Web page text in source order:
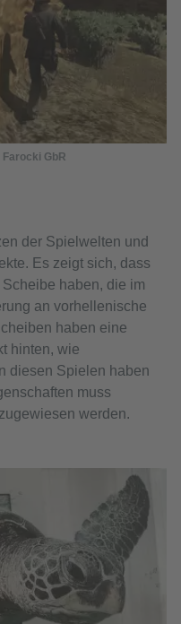
GbR
der Spielwelten und
Es zeigt sich, dass
haben, die im
an vorhellenische
haben eine
hinten, wie
diesen Spielen haben
muss
werden.